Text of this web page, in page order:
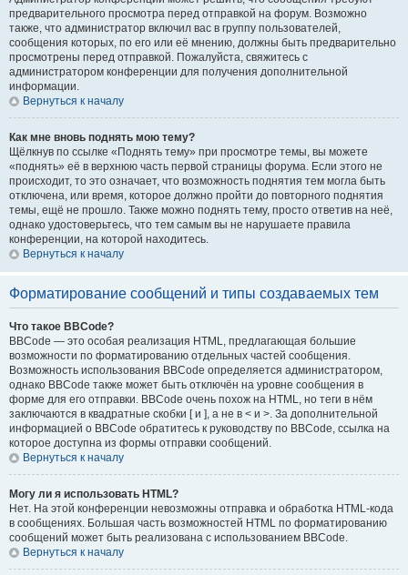
предварительного просмотра перед отправкой на форум. Возможно
также, что администратор включил вас в группу пользователей,
сообщения которых, по его или её мнению, должны быть предварительно
просмотрены перед отправкой. Пожалуйста, свяжитесь с
администратором конференции для получения дополнительной
информации.
Вернуться к началу
Как мне вновь поднять мою тему?
Щёлкнув по ссылке «Поднять тему» при просмотре темы, вы можете
«поднять» её в верхнюю часть первой страницы форума. Если этого не
происходит, то это означает, что возможность поднятия тем могла быть
отключена, или время, которое должно пройти до повторного поднятия
темы, ещё не прошло. Также можно поднять тему, просто ответив на неё,
однако удостоверьтесь, что тем самым вы не нарушаете правила
конференции, на которой находитесь.
Вернуться к началу
Форматирование сообщений и типы создаваемых тем
Что такое BBCode?
BBCode — это особая реализация HTML, предлагающая большие
возможности по форматированию отдельных частей сообщения.
Возможность использования BBCode определяется администратором,
однако BBCode также может быть отключён на уровне сообщения в
форме для его отправки. BBCode очень похож на HTML, но теги в нём
заключаются в квадратные скобки [ и ], а не в < и >. За дополнительной
информацией о BBCode обратитесь к руководству по BBCode, ссылка на
которое доступна из формы отправки сообщений.
Вернуться к началу
Могу ли я использовать HTML?
Нет. На этой конференции невозможны отправка и обработка HTML-кода
в сообщениях. Большая часть возможностей HTML по форматированию
сообщений может быть реализована с использованием BBCode.
Вернуться к началу